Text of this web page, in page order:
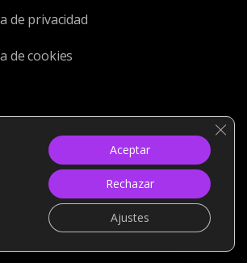
de privacidad
de cookies
Aceptar
Rechazar
Ajustes